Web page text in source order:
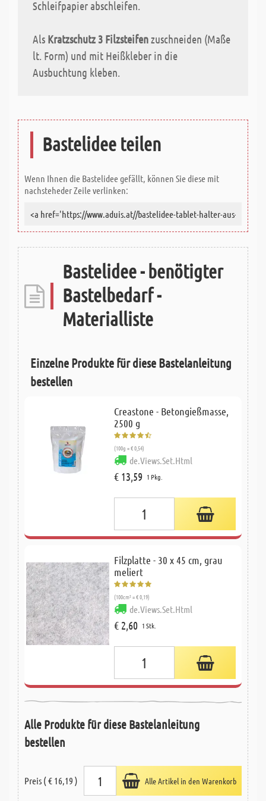
Schleifpapier abschleifen.
Als Kratzschutz 3 Filzsteifenzuschneiden (Maße
lt. Form) und mit Heißkleber in die
Ausbuchtung kleben.
Bastelidee teilen
Wenn Ihnen die Bastelidee gefällt, können Sie diese mit
nachsteheder Zeile verlinken:
Bastelidee - benötigter
Bastelbedarf -
Materialliste
Einzelne Produkte für diese Bastelanleitung
bestellen
Creastone - Betongießmasse,
2500 g
(100g = € 0,54)
de.Views.Set.Html
€ 13,59 1 Pkg.
Filzplatte - 30 x 45 cm, grau
meliert
(100cm² = € 0,19)
de.Views.Set.Html
€ 2,60 1 Stk.
Alle Produkte für diese Bastelanleitung
bestellen
Preis ( € 16,19 ) Alle Artikel in den Warenkorb